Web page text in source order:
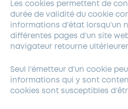
Les cookies permettent de
durée de validité du cookie
informations d’état lorsqu’un
différentes pages d’un site
navigateur retourne
Seul l’émetteur d’un cookie
informations qui y sont
cookies sont susceptibles